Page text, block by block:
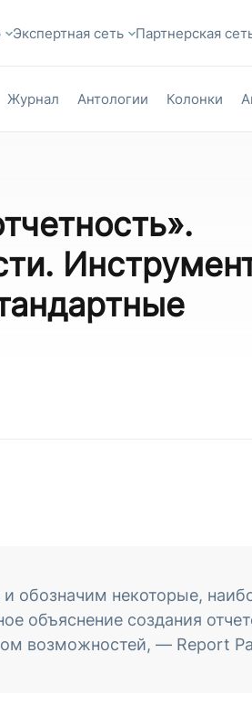
Экспертная сеть Партнерская
Журнал Антологии Колонки
обозначим некоторые,
объяснение создания
возможностей, — Report